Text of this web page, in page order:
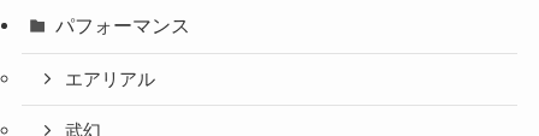
パフォーマンス
エアリアル
武幻